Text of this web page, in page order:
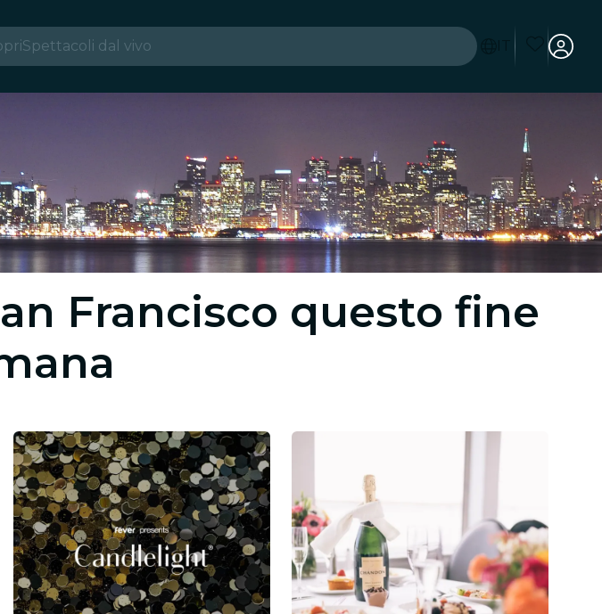
Spettacoli dal vivo
Esperienze e città
San Paolo
Seoul
Tour città
Ristoranti
Cinema
Francisco questo fine